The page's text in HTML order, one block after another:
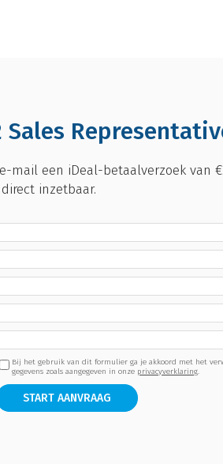
Sales
mail een iDeal-betaalverzoek van
inzetbaar.
Bij het gebruik van dit formulier ga je akkoord met het
gegevens zoals aangegeven in onze privacyverklaring.
START AANVRAAG